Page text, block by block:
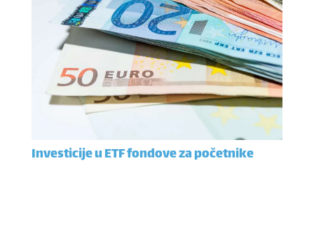
Investicije u ETF fondove za početnike